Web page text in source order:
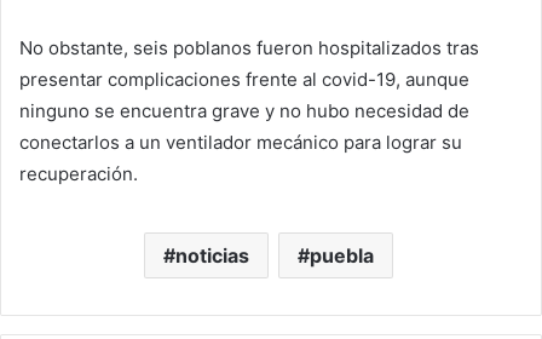
No obstante, seis poblanos fueron hospitalizados tras
presentar complicaciones frente al covid-19, aunque
ninguno se encuentra grave y no hubo necesidad de
conectarlos a un ventilador mecánico para lograr su
recuperación.
noticias puebla